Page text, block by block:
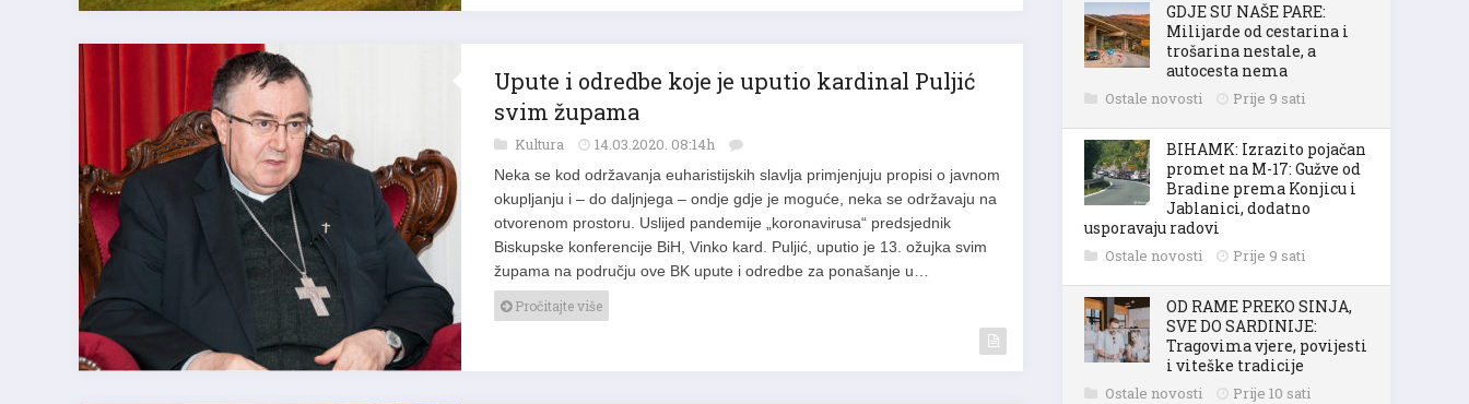
Upute i odredbe koje je uputio kardinal Puljić
svim župama
Kultura 14.03.2020. 08:14h
Neka se kod održavanja euharistijskih slavlja primjenjuju propisi o javnom
okupljanju i – do daljnjega – ondje gdje je moguće, neka se održavaju na
otvorenom prostoru. Uslijed pandemije „koronavirusa“ predsjednik
Biskupske konferencije BiH, Vinko kard. Puljić, uputio je 13. ožujka svim
župama na području ove BK upute i odredbe za ponašanje u…
Pročitajte više
GDJE SU NAŠE PARE:
Milijarde od cestarina i
trošarina nestale, a
autocesta nema
Ostale novosti Prije 9 sati
BIHAMK: Izrazito pojačan
promet na M-17: Gužve od
Bradine prema Konjicu i
Jablanici, dodatno
usporavaju radovi
Ostale novosti Prije 9 sati
OD RAME PREKO SINJA,
SVE DO SARDINIJE:
Tragovima vjere, povijesti
i viteške tradicije
Ostale novosti Prije 10 sati